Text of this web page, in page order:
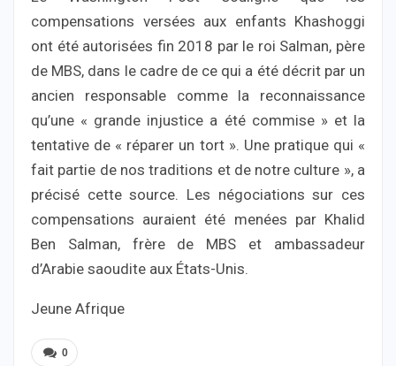
compensations versées aux enfants Khashoggi
ont été autorisées fin 2018 par le roi Salman, père
de MBS, dans le cadre de ce qui a été décrit par un
ancien responsable comme la reconnaissance
qu’une « grande injustice a été commise » et la
tentative de « réparer un tort ». Une pratique qui «
fait partie de nos traditions et de notre culture », a
précisé cette source. Les négociations sur ces
compensations auraient été menées par Khalid
Ben Salman, frère de MBS et ambassadeur
d’Arabie saoudite aux États-Unis.
Jeune Afrique
0